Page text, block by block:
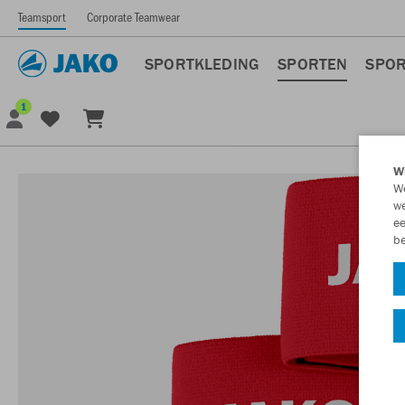
Teamsport Corporate Teamwear
SPORTKLEDING SPORTEN
1